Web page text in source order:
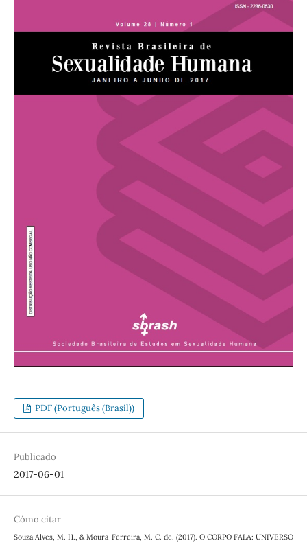
PDF (Português (Brasil))
Publicado
2017-06-01
Cómo citar
Souza Alves, M. H., & Moura-Ferreira, M. C. de. (2017). O CORPO FALA: UNIVERSO